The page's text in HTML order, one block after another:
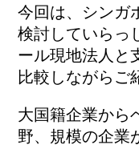
今回は、シンガ
検討していらっ
ール現地法人と
比較しながらご
大国籍企業から
野、規模の企業